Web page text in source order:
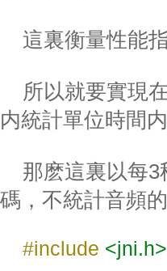
這裏衡量性能
所以就要實現
内統計單位時間
那麽這裏以每
碼，不統計音頻
#include <jni.h>